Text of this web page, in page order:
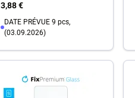
3,88 €
DATE PRÉVUE 9 pcs,
(03.09.2026)
Au panier